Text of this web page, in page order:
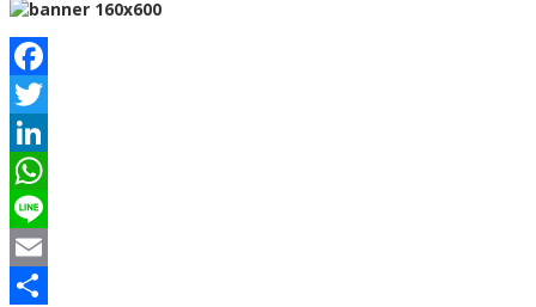
Facebook
Twitter
LinkedIn
WhatsApp
Line
Email